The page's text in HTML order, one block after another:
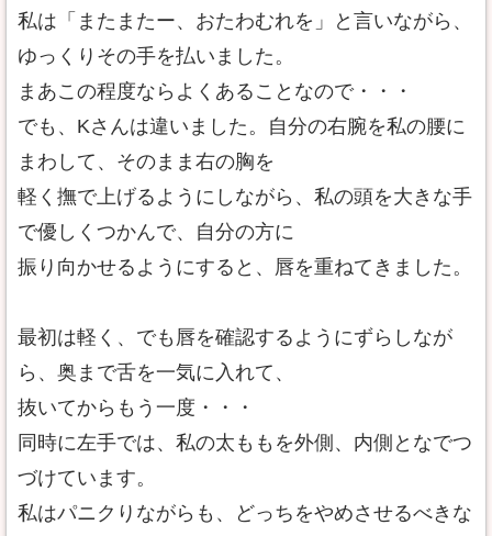
私は「またまたー、おたわむれを」と言いながら、
ゆっくりその手を払いました。
まあこの程度ならよくあることなので・・・
でも、Kさんは違いました。自分の右腕を私の腰に
まわして、そのまま右の胸を
軽く撫で上げるようにしながら、私の頭を大きな手
で優しくつかんで、自分の方に
振り向かせるようにすると、唇を重ねてきました。
最初は軽く、でも唇を確認するようにずらしなが
ら、奥まで舌を一気に入れて、
抜いてからもう一度・・・
同時に左手では、私の太ももを外側、内側となでつ
づけています。
私はパニクりながらも、どっちをやめさせるべきな